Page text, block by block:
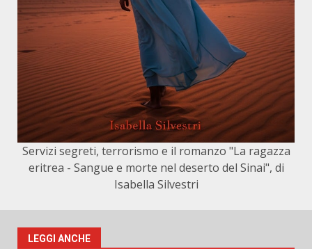
Servizi segreti, terrorismo e il romanzo "La ragazza
eritrea - Sangue e morte nel deserto del Sinai", di
Isabella Silvestri
LEGGI ANCHE